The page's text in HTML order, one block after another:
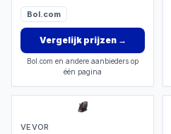
Bol.com
Vergelijk prijzen→
Bol.com en andere aanbieders op
één pagina
VEVOR